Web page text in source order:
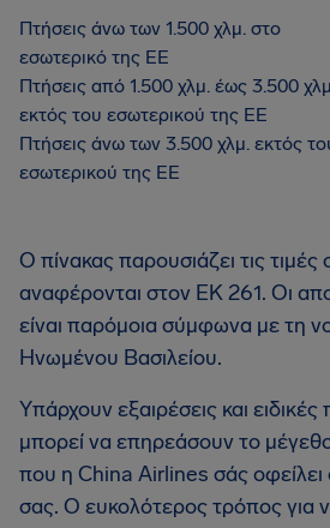
Πτήσεις άνω των 1.500 χλμ. στο
εσωτερικό της ΕΕ
Πτήσεις από 1.500 χλμ. έως 3.500
εκτός του εσωτερικού της ΕΕ
Πτήσεις άνω των 3.500 χλμ. εκτός
εσωτερικού της ΕΕ
Ο πίνακας παρουσιάζει τις
αναφέρονται στον ΕΚ 261. Οι
είναι παρόμοια σύμφωνα με τη
Ηνωμένου Βασιλείου.
Υπάρχουν εξαιρέσεις και
μπορεί να επηρεάσουν το
που η China Airlines σάς
σας. Ο ευκολότερος τρόπος για